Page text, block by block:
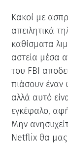
Κακοί με
απειλητικά
καθίσματα
αστεία μέσα
του FBI
πιάσουν έναν
αλλά αυτό
εγκέφαλο,
Μην
Netflix θα μας